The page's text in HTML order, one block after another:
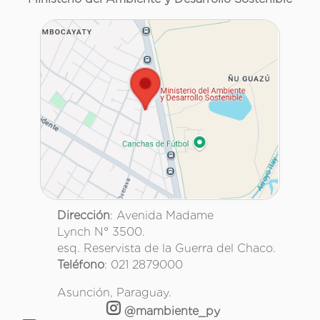
Dirección: Avenida Madame
Lynch N° 3500.
esq. Reservista de la Guerra del Chaco.
Teléfono: 021 2879000
Asunción, Paraguay.
@mambiente_py